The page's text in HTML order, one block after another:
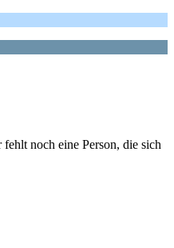
noch eine Person, die sich